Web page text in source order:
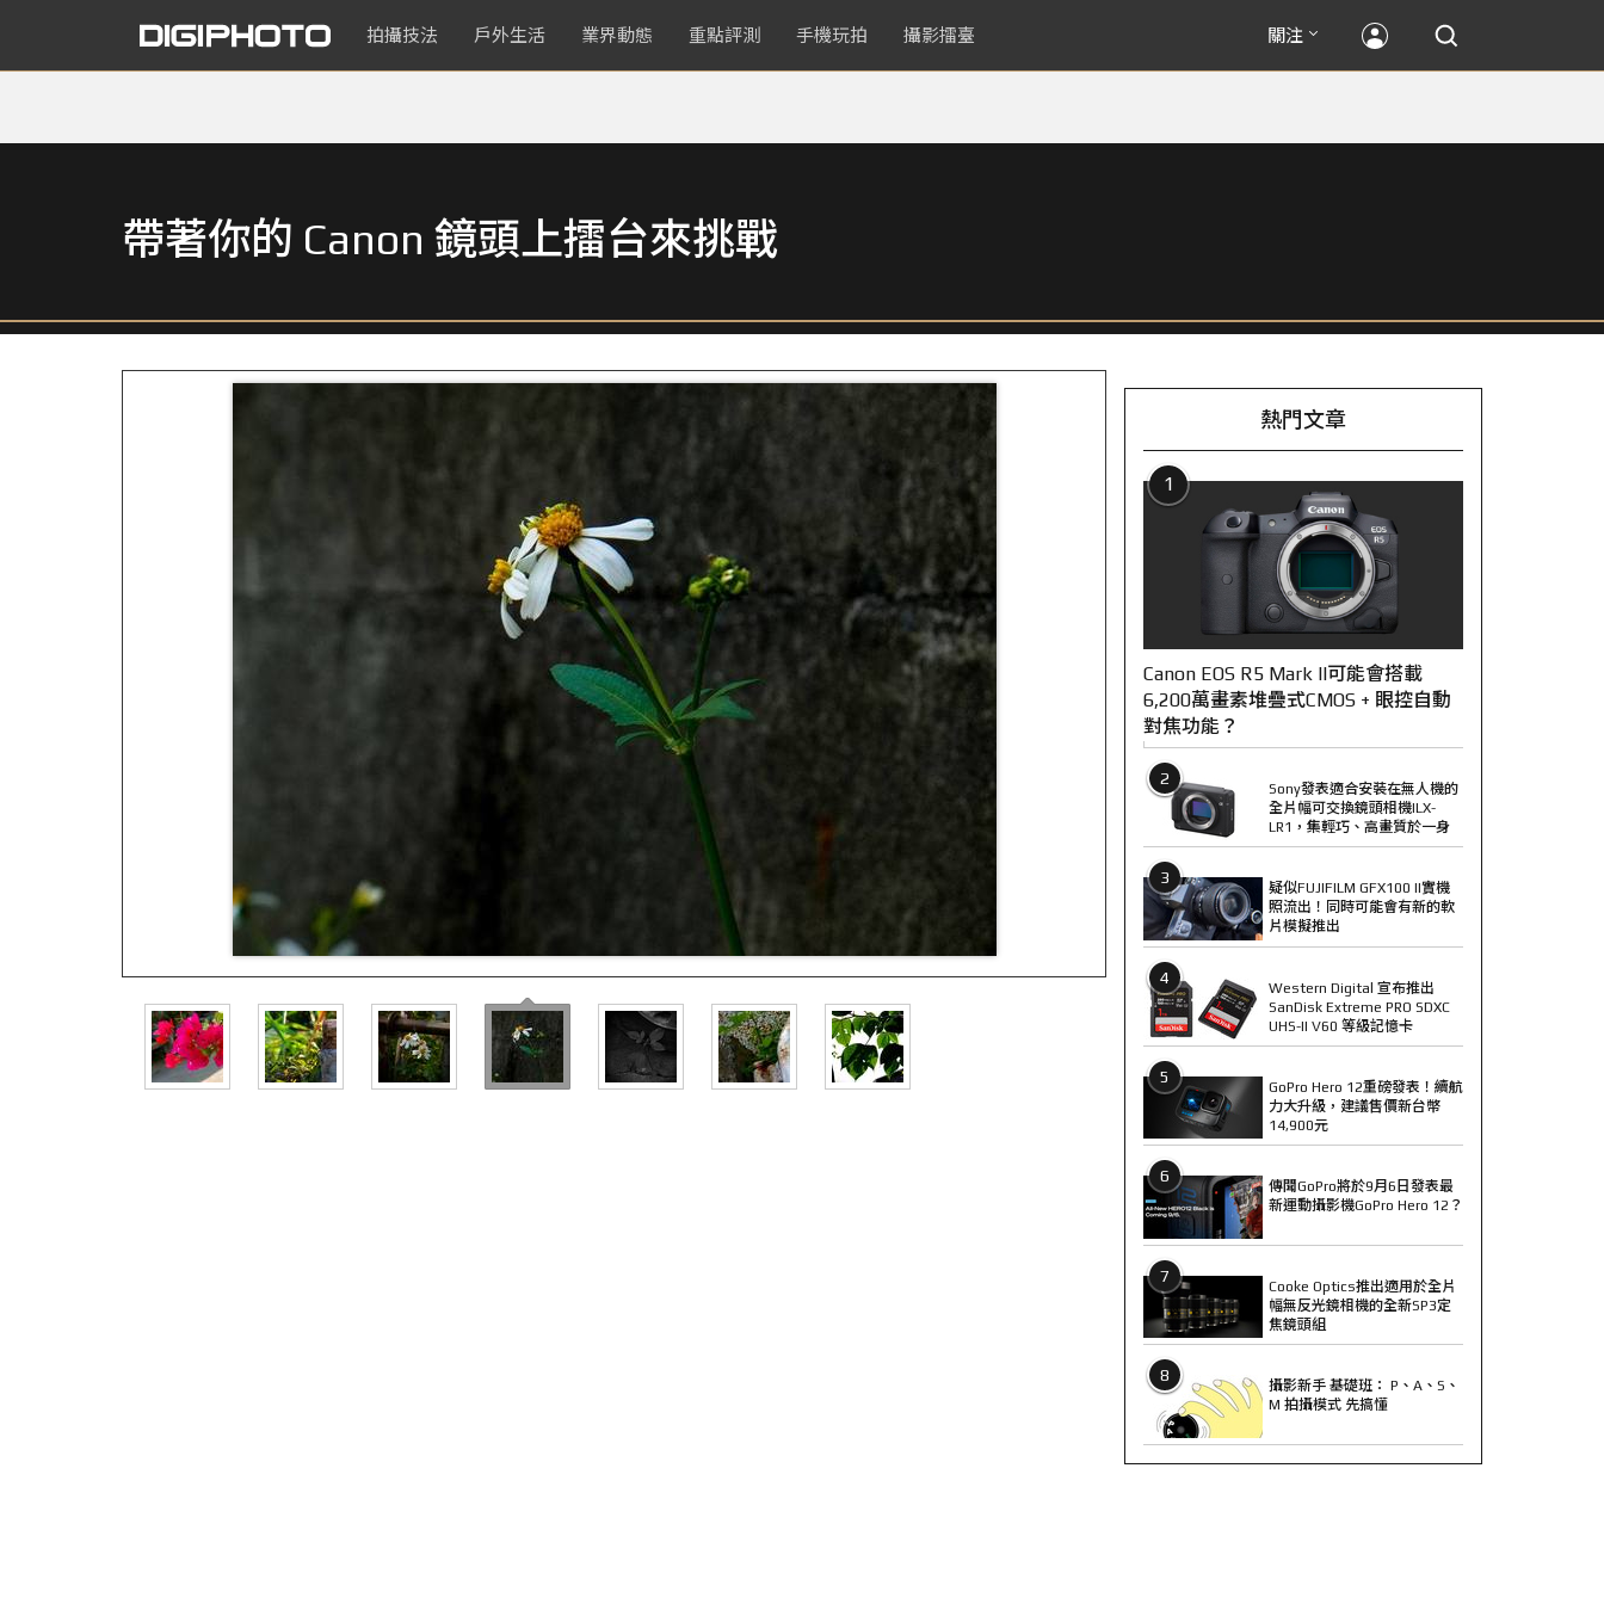
拍攝技法 戶外生活 業界動態 重點評測 手機玩拍 攝影擂臺 關注
帶著你的 Canon 鏡頭上擂台來挑戰
熱門文章
1
Canon EOS R5 Mark II可能會搭載
6,200萬畫素堆疊式CMOS + 眼控自動
對焦功能？
2
Sony發表適合安裝在無人機的
全片幅可交換鏡頭相機ILX-
LR1，集輕巧、高畫質於一身
3
疑似FUJIFILM GFX100 II實機
照流出！同時可能會有新的軟
片模擬推出
4
Western Digital 宣布推出
SanDisk Extreme PRO SDXC
UHS-II V60 等級記憶卡
5
GoPro Hero 12重磅發表！續航
力大升級，建議售價新台幣
14,900元
6
傳聞GoPro將於9月6日發表最
新運動攝影機GoPro Hero 12？
7
Cooke Optics推出適用於全片
幅無反光鏡相機的全新SP3定
焦鏡頭組
8
攝影新手 基礎班： P、A、S、
M 拍攝模式 先搞懂